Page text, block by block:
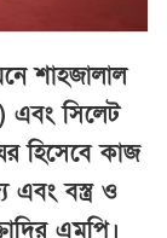
শাহজালাল
এবং সিলেট
হিসেবে কাজ
এবং বস্ত্র ও
এমপি।